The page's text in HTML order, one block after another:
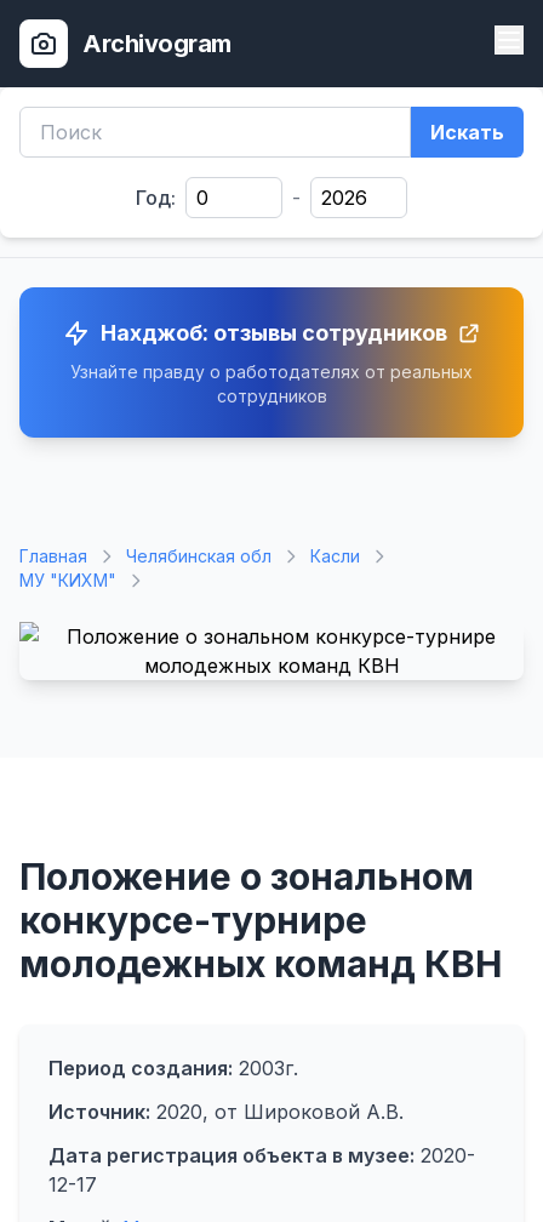
Archivogram
Искать
Год: -
Нахджоб: отзывы сотрудников
Узнайте правду о работодателях от реальных
сотрудников
Главная Челябинская обл
Касли
МУ "КИХМ"
Положение о зональном
конкурсе-турнире
молодежных команд КВН
Период создания: 2003г.
Источник: 2020, от Широковой А.В.
Дата регистрация объекта в музее: 2020-
12-17